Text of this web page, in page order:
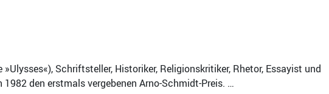
Schriftsteller, Historiker, Religionskritiker, Rhetor, Essayist und
den erstmals vergebenen Arno-Schmidt-Preis. …